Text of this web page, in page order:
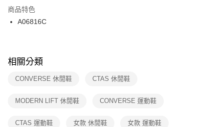
２．訂單成立數日內，您將收到繳費通知簡訊。
３．收到繳費通知簡訊後14天內，點擊此簡訊中的連結，可透過四大超商／
ATM／網路銀行／等多元方式進行付款，方視為交易完成。
※ 交易是否成功請以「AFTEE先享後付 」之結帳頁面顯示為準，若有關於
是否繳費成功／繳費後需取消欲退款等相關疑問，請聯繫「AFTEE先享後付
客戶支援中心」 https://netprotections.freshdesk.com/support/home
１．透過由恩沛科技股份有限公司提供之「AFTEE先享後付」服務完成之交
權轉讓予恩沛科技股份有限公司。
付款後門市自取
每筆NT$100，滿NT$1,500(含以上)免運費
商品特色
A06816C
相關分類
CONVERSE 休閒鞋 CTAS 休閒鞋
MODERN LIFT 休閒鞋 CONVERSE 運動鞋
CTAS 運動鞋 女款 休閒鞋 女款 運動鞋